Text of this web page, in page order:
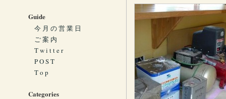
Guide
今 月 の 営 業 日
ご 案 内
T w i t t e r
P O S T
T o p
Categories